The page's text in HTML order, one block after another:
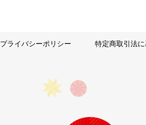
プライバシーポリシー 特定商取引法